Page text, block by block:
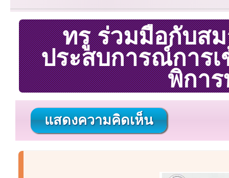
ทรู ร่วมมือกับส
ประสบการณ์การ
พิการ
แสดงความคิดเห็น